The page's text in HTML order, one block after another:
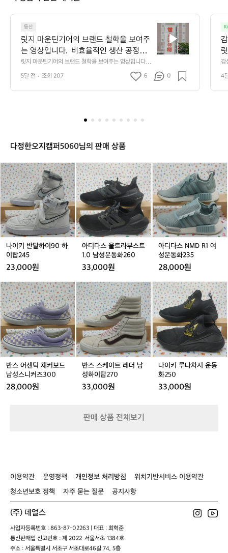
5
등산
릿지 마운틴기어의 브랜드 철학을 보여주
는 영상입니다.  비효율적인 생산 공정을
유지하지만 과거의 방식을 지켜오며 품질
을 유지하기 위한 고집과 장인 정신을 엿
볼 수 있습니다.  이와 같은 공정은 독특한
릿지 마운틴기어의 브랜드 철학을 보여주는 영상입니다.
비효율적인 생산 공정을 유지하지만 과거의 방식을 지켜
오며 품질을 유지하기 위한 고집과 장인 정신을 엿볼 수 있
릿
지
마
운
기
보
여
주
는
영
상
입
니
다.
비
효
율
인
생
산
공
정
을
유
지
하
지
만
오
며
질
5달 전 조회 207 6 0
감
4
다정한오지캠퍼5060님의 판매 상품
나
이
키
반
달
하
이
9
하
이
2
4
5
나이키 반달하이90 하
이탑245
23,000원
아
디
다
스
울
트
라
부
스
트
남
성
운
동
화
2
6
0
아디다스 울트라부스트
1.0 남성운동화260
33,000원
아
디
다
스
N
M
D
R
여
성
동
화
2
3
5
아디다스 NMD R1 여
성운동화235
28,000원
반
스
어
센
틱
체
커
보
드
남
성
반스 어센틱 체커보드
남성스니커즈300
28,000원
반
스
스
케
이
트
레
더
남
성
하
반스 스케이트 레더 남
성하이탑270
33,000원
나
이
키
루
나
차
지
운
동
화
나이키 루나차지 운동
화250
33,000원
판매 상품 전체보기
이용약관 운영정책 개인정보 처리방침
위치기반서비스 이용약관
청소년보호 정책
자주 묻는 질문 공지사항
(주) 데얼스
사업자등록번호 : 863-87-02263 | 대표 : 최혁준
통신판매업 신고번호 : 제 2022-서울서초-1384호
주소 : 서울특별시 서초구 서초대로46길 74, 5층